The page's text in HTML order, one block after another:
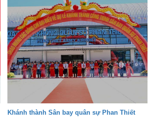
Khánh thành Sân bay quân sự Phan Thiết